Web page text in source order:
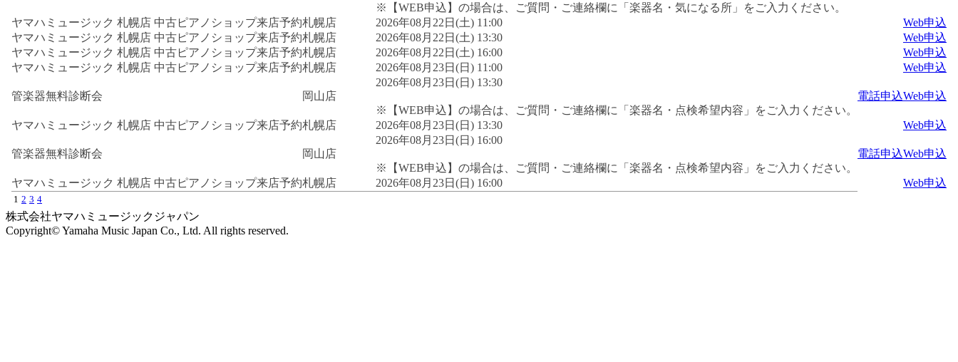
※【WEB申込】の場合は、ご質問・ご連絡欄に「楽器名・気になる所」をご入力ください。
ヤマハミュージック 札幌店 中古ピアノショップ来店予約札幌店 2026年08月22日(土) 11:00
Web申込
ヤマハミュージック 札幌店 中古ピアノショップ来店予約札幌店 2026年08月22日(土) 13:30
Web申込
ヤマハミュージック 札幌店 中古ピアノショップ来店予約札幌店 2026年08月22日(土) 16:00
Web申込
ヤマハミュージック 札幌店 中古ピアノショップ来店予約札幌店 2026年08月23日(日) 11:00 Web申込
管楽器無料診断会 岡山店
2026年08月23日(日) 13:30
※【WEB申込】の場合は、ご質問・ご連絡欄に「楽器名・点検希望内容」をご入力ください。
電話申込Web申込
ヤマハミュージック 札幌店 中古ピアノショップ来店予約札幌店 2026年08月23日(日) 13:30 Web申込
管楽器無料診断会 岡山店
2026年08月23日(日) 16:00
※【WEB申込】の場合は、ご質問・ご連絡欄に「楽器名・点検希望内容」をご入力ください。
電話申込Web申込
ヤマハミュージック 札幌店 中古ピアノショップ来店予約札幌店 2026年08月23日(日) 16:00 Web申込
1 2 3 4
株式会社ヤマハミュージックジャパン
Copyright© Yamaha Music Japan Co., Ltd. All rights reserved.